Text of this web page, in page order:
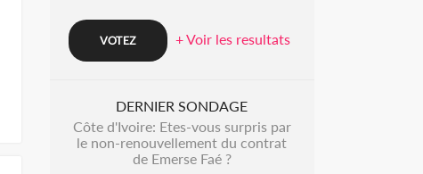
+ Voir les resultats
DERNIER SONDAGE
Côte d'Ivoire: Etes-vous surpris par
le non-renouvellement du contrat
de Emerse Faé ?